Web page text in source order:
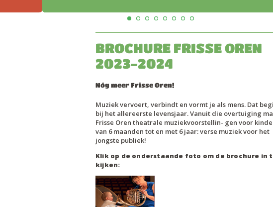
BROCHURE FRISSE OREN
2023-2024
Nóg meer Frisse Oren!
Muziek vervoert, verbindt en vormt je als mens. Dat
bij het allereerste levensjaar. Vanuit die overtuiging
Frisse Oren theatrale muziekvoorstellin- gen voor
van 6 maanden tot en met 6 jaar: verse muziek voor het
jongste publiek!
Klik op de onderstaande foto om de brochure in
kijken: